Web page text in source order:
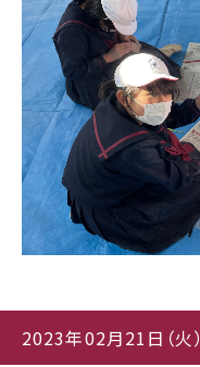
2023年02月21日（火）